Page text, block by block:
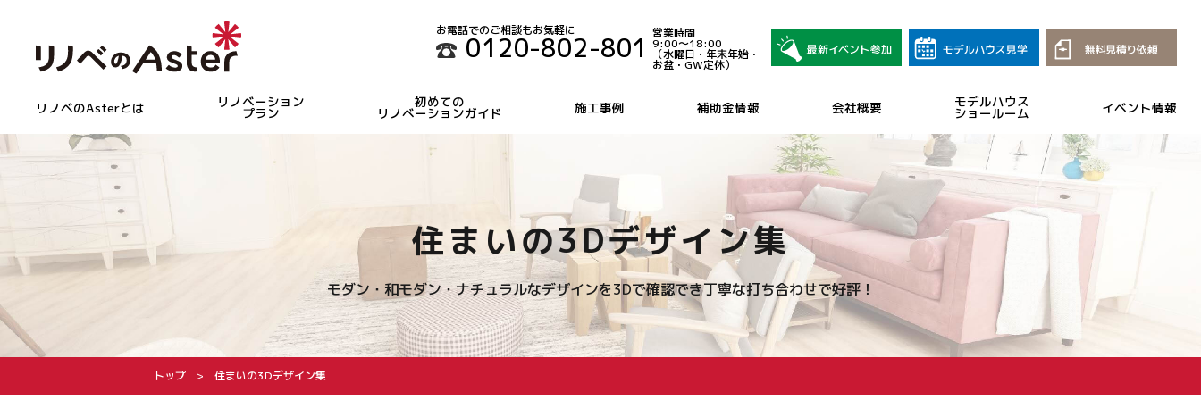
お電話でのご相談もお気軽に
0120-802-801 営業時間
9:00～18:00
（水曜日・年末年始・
お盆・GW定休）
リノベのAsterとは リノベーション
プラン
初めての
リノベーションガイド 施工事例 補助金情報 会社概要 モデルハウス
ショールーム イベント情報
住まいの3Dデザイン集
モダン・和モダン・ナチュラルなデザインを3Dで確認でき丁寧な打ち合わせで好評！
トップ 住まいの3Dデザイン集